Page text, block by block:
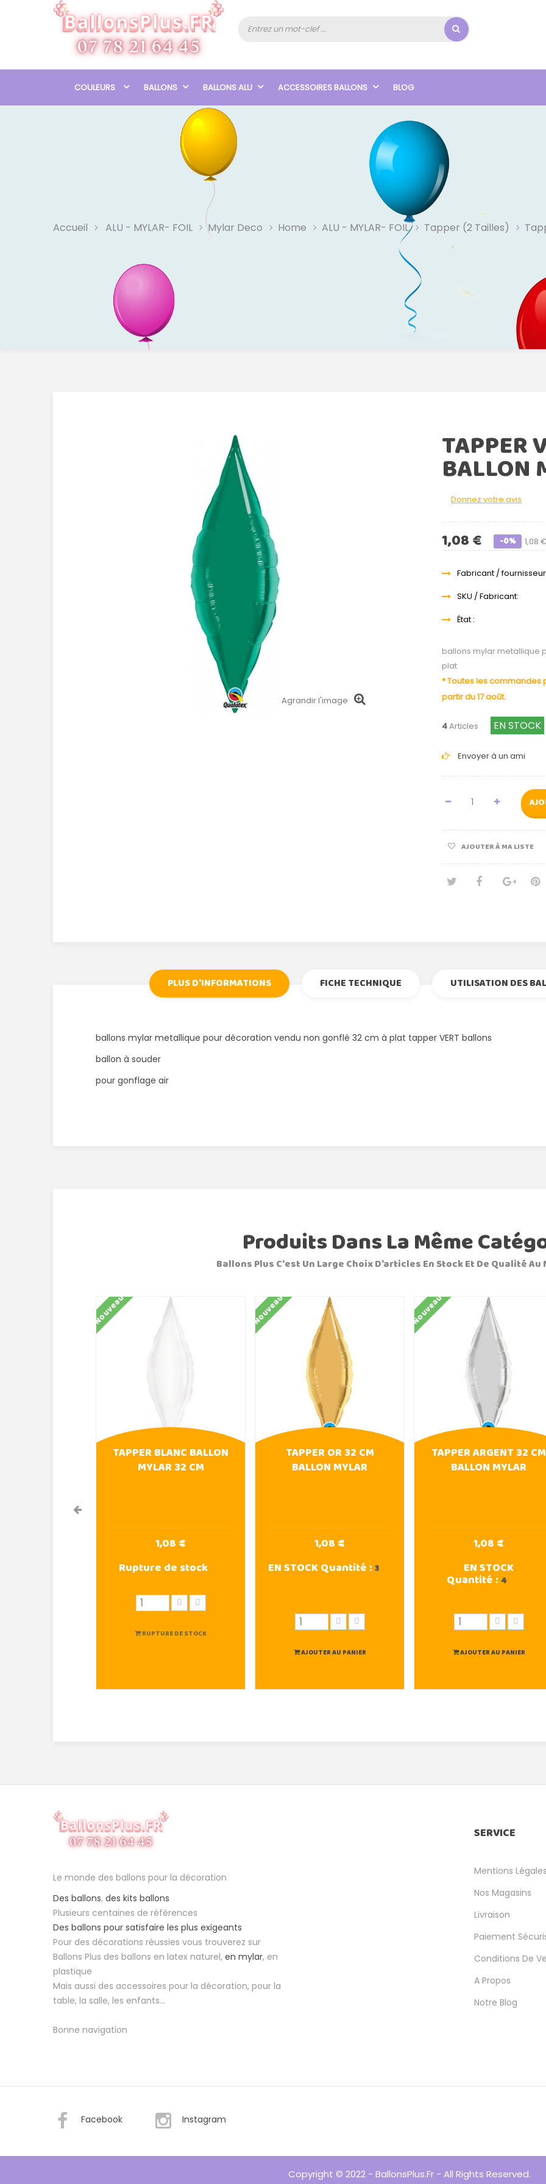
COULEURS BALLONS BALLONS ALU ACCESSOIRES BALLONS BLOG
Accueil ALU - MYLAR- FOIL Mylar Deco Home ALU - MYLAR- FOIL Tapper (2 Tailles)
Agrandir l'image
TAPPER
BALLON
Donnez votre avis
1,08 €
1,08 € -0%
Fabricant /
SKU / Fabricant:
État :
ballons mylar metallique
plat
* Toutes les commandes
partir du 17 août.
4Articles EN STOCK
Envoyer à un ami
AJOUTER À MA LISTE
PLUS D'INFORMATIONS FICHE TECHNIQUE UTILISATION DES
ballons mylar metallique pour décoration vendu non gonflé 32 cm à plat tapper VERT ballons
ballon à souder
pour gonflage air
Produits Dans La Même
Ballons Plus C'est Un Large Choix D'articles En Stock Et De Qualité
Nouveau
TAPPER BLANC BALLON
MYLAR 32 CM
1,08 €
Rupture de stock
RUPTURE DE STOCK
Nouveau
TAPPER OR 32 CM
BALLON MYLAR
1,08 €
EN STOCKQuantité : 3
AJOUTER AU PANIER
Nouveau
TAPPER ARGENT 32 CM
BALLON MYLAR
1,08 €
EN STOCK
Quantité : 4
AJOUTER AU PANIER
Le monde des ballons pour la décoration
Des ballons, des kits ballons
Plusieurs centaines de références
Des ballons pour satisfaire les plus exigeants
Pour des décorations réussies vous trouverez sur
Ballons Plus des ballons en latex naturel, en mylar, en
plastique
Mais aussi des accessoires pour la décoration, pour la
table, la salle, les enfants...
Bonne navigation
SERVICE
Mentions Légales
Nos Magasins
Livraison
Paiement
Conditions De
A Propos
Notre Blog
Facebook Instagram
Copyright © 2022 - BallonsPlus.fr - All Rights Reserved.